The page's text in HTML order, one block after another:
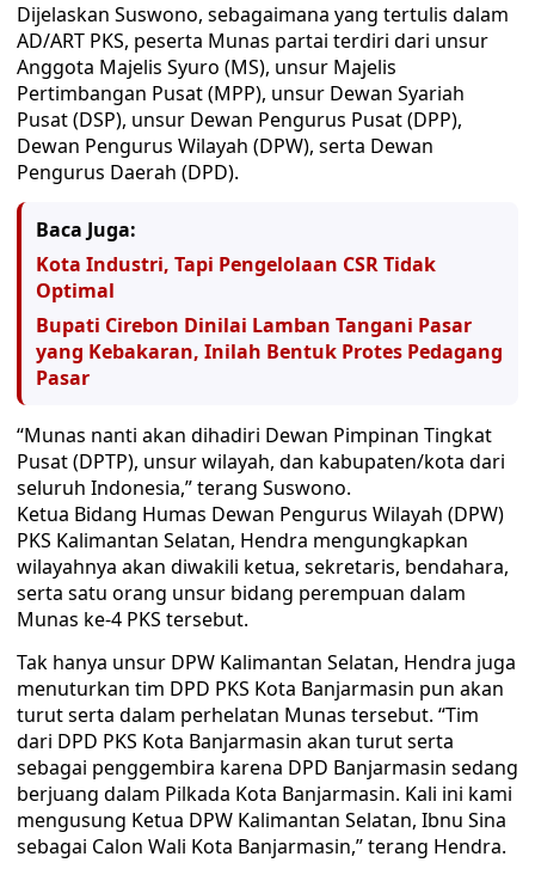
Dijelaskan Suswono, sebagaimana yang tertulis dalam
AD/ART PKS, peserta Munas partai terdiri dari unsur
Anggota Majelis Syuro (MS), unsur Majelis
Pertimbangan Pusat (MPP), unsur Dewan Syariah
Pusat (DSP), unsur Dewan Pengurus Pusat (DPP),
Dewan Pengurus Wilayah (DPW), serta Dewan
Pengurus Daerah (DPD).
Baca Juga:
Kota Industri, Tapi Pengelolaan CSR Tidak
Optimal
Bupati Cirebon Dinilai Lamban Tangani Pasar
yang Kebakaran, Inilah Bentuk Protes Pedagang
Pasar
“Munas nanti akan dihadiri Dewan Pimpinan Tingkat
Pusat (DPTP), unsur wilayah, dan kabupaten/kota dari
seluruh Indonesia,” terang Suswono.
Ketua Bidang Humas Dewan Pengurus Wilayah (DPW)
PKS Kalimantan Selatan, Hendra mengungkapkan
wilayahnya akan diwakili ketua, sekretaris, bendahara,
serta satu orang unsur bidang perempuan dalam
Munas ke-4 PKS tersebut.
Tak hanya unsur DPW Kalimantan Selatan, Hendra juga
menuturkan tim DPD PKS Kota Banjarmasin pun akan
turut serta dalam perhelatan Munas tersebut. “Tim
dari DPD PKS Kota Banjarmasin akan turut serta
sebagai penggembira karena DPD Banjarmasin sedang
berjuang dalam Pilkada Kota Banjarmasin. Kali ini kami
mengusung Ketua DPW Kalimantan Selatan, Ibnu Sina
sebagai Calon Wali Kota Banjarmasin,” terang Hendra.